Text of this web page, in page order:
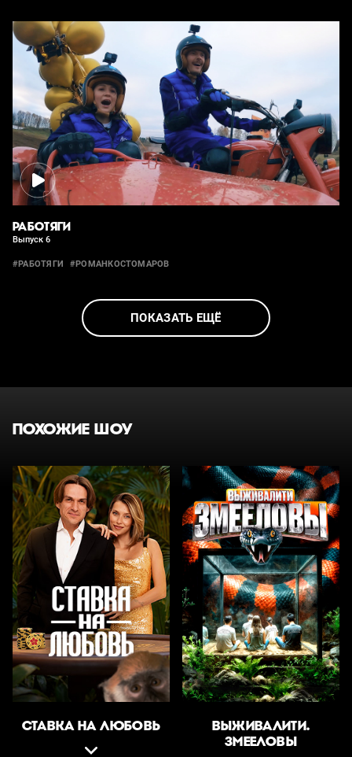
РАБОТЯГИ
Выпуск 6
#РАБОТЯГИ #РОМАНКОСТОМАРОВ
ПОКАЗАТЬ ЕЩЁ
ПОХОЖИЕ ШОУ
СТАВКА НА ЛЮБОВЬ
ВЫЖИВАЛИТИ.
ЗМЕЕЛОВЫ